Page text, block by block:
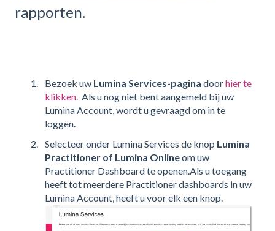
rapporten.
Bezoek uw Lumina Services-pagina doorhier te
klikken . Als u nog niet bent aangemeld bij uw
Lumina Account, wordt u gevraagd om in te
loggen.
Selecteer onder Lumina Services de knop Lumina
Practitioner of Lumina Onlineom uw
Practitioner Dashboard te openen.Als u toegang
heeft tot meerdere Practitioner dashboards in uw
Lumina Account, heeft u voor elk een knop.